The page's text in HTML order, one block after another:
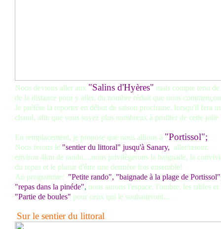
Nous devions aller aux "Salins d'Hyères" mais compte tenu
de la distance pour y aller, du nombre réduit que nous
Je préfère la reporter en début de saison prochaine, lorsqu'il fera
chaud, afin que vous soyez plus nombreux à profiter de cette jolie
En remplacement, je propose que nous allions à "Portissol";
Nous ferons le "sentier du littoral" jusqu'à Sanary, aller/retour,
environ 4km de rando....nous privilègerons la baignade, la
du repas et le plaisir d'être une dernière fois ensemble!
Au programme: "Petite rando", "baignade à la plage de
"repas dans la pinéde", nous aurons l'espace, l'ombre, les tables et
"Partie de boules" pour ceux qui le souhaiteront...
Sur le sentier du littoral